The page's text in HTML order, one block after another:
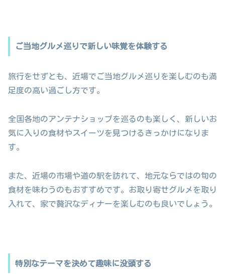
ご当地グルメ巡りで新しい味覚を体験する
旅行をせずとも、近場でご当地グルメ巡りを楽しむのも満
足度の高い過ごし方です。
全国各地のアンテナショップを巡るのも楽しく、新しいお
気に入りの食材やスイーツを見つけるきっかけになりま
す。
また、近場の市場や道の駅を訪れて、地元ならではの旬の
食材を味わうのもおすすめです。お取り寄せグルメを取り
入れて、家で贅沢なディナーを楽しむのも良いでしょう。
特別なテーマを決めて趣味に没頭する